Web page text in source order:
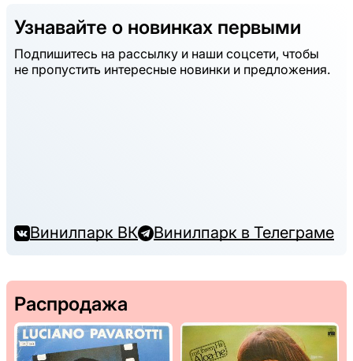
Узнавайте о новинках первыми
Подпишитесь на рассылку и наши соцсети, чтобы
не пропустить интересные новинки и предложения.
Винилпарк ВК Винилпарк в Телеграме
Распродажа